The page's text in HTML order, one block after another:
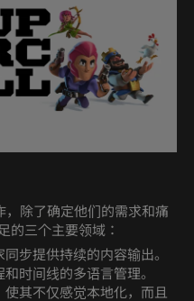
除了确定他们的需求和痛
的三个主要领域：
步提供持续的内容输出。
时间线的多语言管理。
其不仅感觉本地化，而且